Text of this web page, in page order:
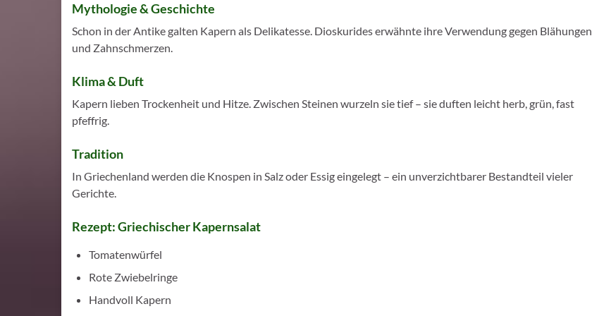
Mythologie & Geschichte
Schon in der Antike galten Kapern als Delikatesse. Dioskurides erwähnte ihre Verwendung gegen Blähungen
und Zahnschmerzen.
Klima & Duft
Kapern lieben Trockenheit und Hitze. Zwischen Steinen wurzeln sie tief – sie duften leicht herb, grün, fast
pfeffrig.
Tradition
In Griechenland werden die Knospen in Salz oder Essig eingelegt – ein unverzichtbarer Bestandteil vieler
Gerichte.
Rezept:Griechischer Kapernsalat
Tomatenwürfel
Rote Zwiebelringe
Handvoll Kapern